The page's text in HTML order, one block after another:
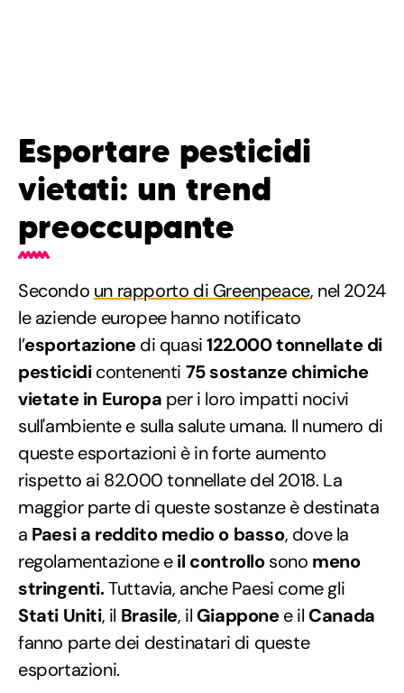
Esportare pesticidi
vietati: un trend
preoccupante
Secondo un rapporto di Greenpeace, nel 2024
le aziende europee hanno notificato
l’esportazionedi quasi122.000 tonnellate di
pesticidicontenenti 75 sostanze chimiche
vietate in Europa per i loro impatti nocivi
sull'ambiente e sulla salute umana. Il numero di
queste esportazioni è in forte aumento
rispetto ai 82.000 tonnellate del 2018. La
maggior parte di queste sostanze è destinata
a Paesi a reddito medio o basso, dove la
regolamentazione eil controllosono meno
stringenti.Tuttavia, anche Paesi come gli
Stati Uniti, il Brasile, il Giapponee il Canada
fanno parte dei destinatari di queste
esportazioni.